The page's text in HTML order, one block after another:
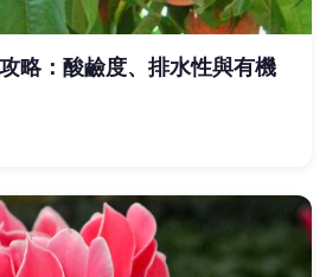
略：酸鹼度、排水性與有機